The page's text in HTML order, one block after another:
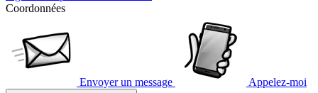
Coordonnées
Envoyer un message Appelez-moi